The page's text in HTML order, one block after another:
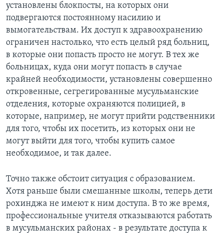
установлены блокпосты, на которых они
подвергаются постоянному насилию и
вымогательствам. Их доступ к здравоохранению
ограничен настолько, что есть целый ряд больниц,
в которые они попасть просто не могут. В тех же
больницах, куда они могут попасть в случае
крайней необходимости, установлены совершенно
откровенные, сегрегированные мусульманские
отделения, которые охраняются полицией, в
которые, например, не могут прийти родственники
для того, чтобы их посетить, из которых они не
могут выйти для того, чтобы купить самое
необходимое, и так далее.
Точно также обстоит ситуация с образованием.
Хотя раньше были смешанные школы, теперь дети
рохинджа не имеют к ним доступа. В то же время,
профессиональные учителя отказываются работать
в мусульманских районах - в результате доступа к